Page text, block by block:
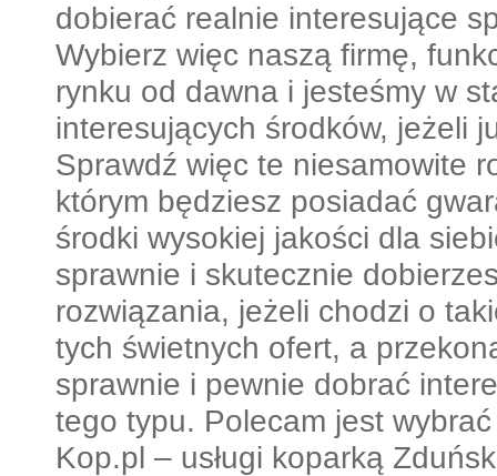
dobierać realnie interesujące
Wybierz więc naszą firmę,
rynku od dawna i jesteśmy w
interesujących środków, jeżeli
Sprawdź więc te niesamowite
którym będziesz posiadać
środki wysokiej jakości dla
sprawnie i skutecznie
rozwiązania, jeżeli chodzi o
tych świetnych ofert, a
sprawnie i pewnie dobrać
tego typu. Polecam jest
Kop.pl – usługi koparką